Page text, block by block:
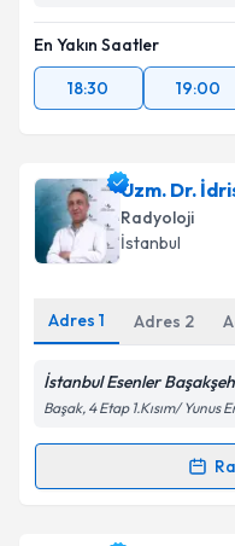
En Yakın Saatler
18:30
19:00
Uzm. Dr.
Radyoloji
İstanbul
Adres 1 Adres 2
İstanbul Esenler
Başak, 4 Etap 1.Kısım/
Randevu